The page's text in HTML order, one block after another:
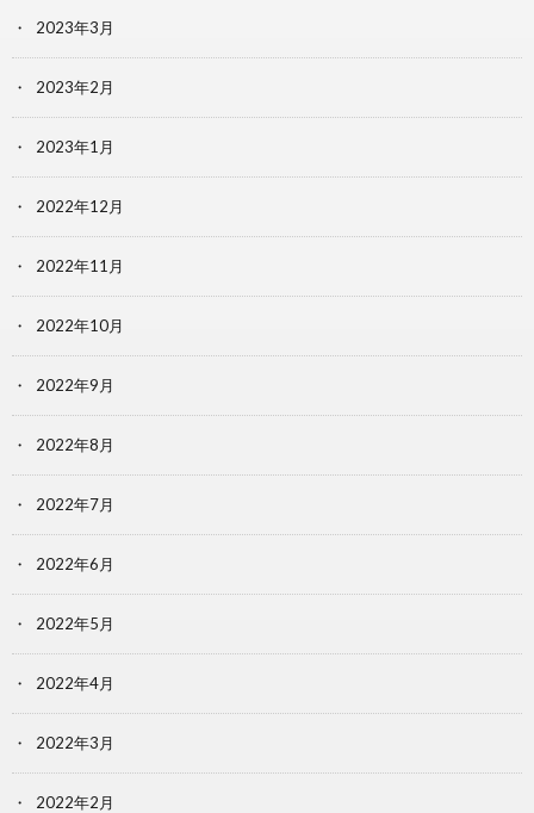
2023年3月
2023年2月
2023年1月
2022年12月
2022年11月
2022年10月
2022年9月
2022年8月
2022年7月
2022年6月
2022年5月
2022年4月
2022年3月
2022年2月